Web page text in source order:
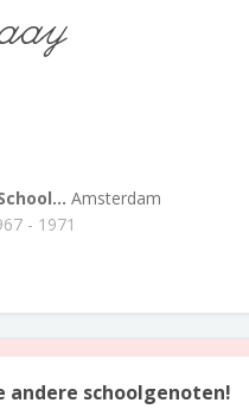
Amsterdam
- 1971
schoolgenoten!